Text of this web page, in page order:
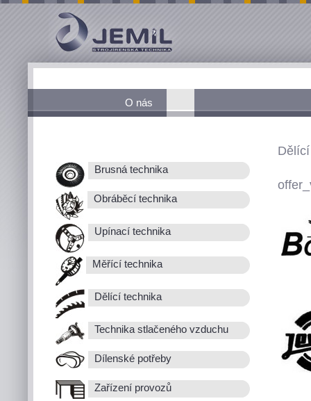
O nás
Brusná technika
Obráběcí technika
Upínací technika
Měřící technika
Dělící technika
Technika stlačeného vzduchu
Dílenské potřeby
Zařízení provozů